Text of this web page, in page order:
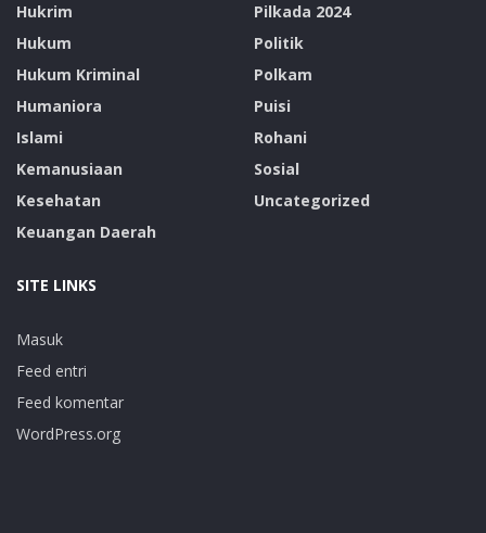
Hukrim
Hukum
Hukum Kriminal
Humaniora
Islami
Kemanusiaan
Kesehatan
Keuangan Daerah
Pilkada 2024
Politik
Polkam
Puisi
Rohani
Sosial
Uncategorized
SITE LINKS
Masuk
Feed entri
Feed komentar
WordPress.org